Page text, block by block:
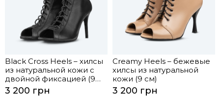
Black Cross Heels – хилсы
из натуральной кожи с
двойной фиксацией (9
см)
3 200 грн
Creamy Heels – бежевые
хилсы из натуральной
кожи (9 см)
3 200 грн